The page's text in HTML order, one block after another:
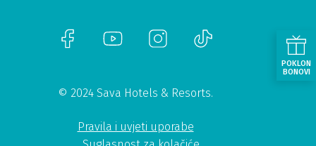
© 2024 Sava Hotels & Resorts.
Pravila i uvjeti uporabe
POKLON
BONOVI